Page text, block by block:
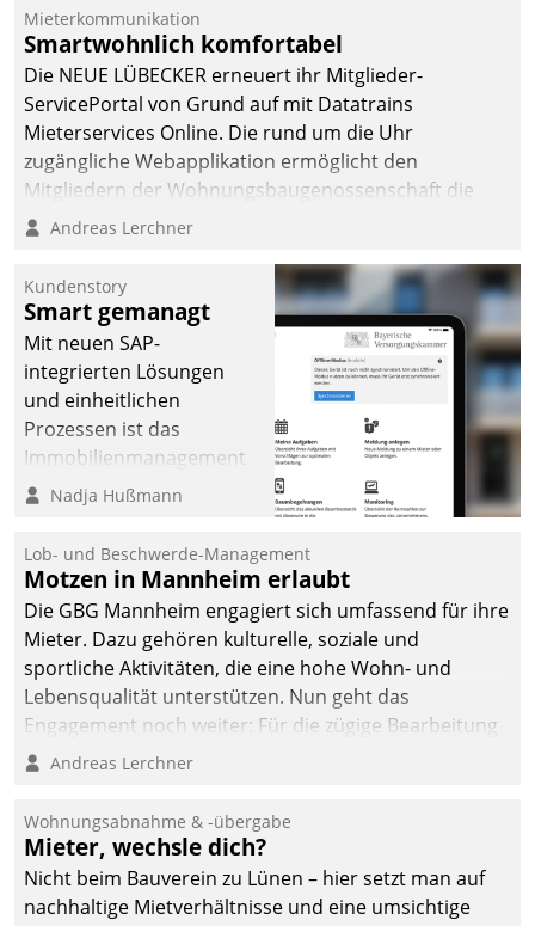
Mieterkommunikation
Smartwohnlich komfortabel
Die NEUE LÜBECKER erneuert ihr Mitglieder-
ServicePortal von Grund auf mit Datatrains
Mieterservices Online. Die rund um die Uhr
zugängliche Webapplikation ermöglicht den
Mitgliedern der Wohnungs­bau­genossenschaft die
Kontaktaufnahme per Smartphone, Tablet oder PC.
Andreas Lerchner
Kundenstory
Smart gemanagt
Mit neuen SAP-
integrierten Lösungen
und einheitlichen
Prozessen ist das
Immobilienmanagement
der Bayerischen
Ressort Kapitalanlage für
künftige Aufgaben und
Herausforderungen
gerüstet.
Nadja Hußmann
Lob- und Beschwerde-Management
Motzen in Mannheim erlaubt
Die GBG Mannheim engagiert sich umfassend für ihre
Mieter. Dazu gehören kulturelle, soziale und
sportliche Aktivitäten, die eine hohe Wohn- und
Lebensqualität unterstützen. Nun geht das
Engagement noch weiter: Für die zügige Bearbeitung
von Beschwerden – oder Lob – richtet das
und Beschwerde-Management einen eigenen Kanal
ein.
Andreas Lerchner
Wohnungsabnahme & -übergabe
Mieter, wechsle dich?
Nicht beim Bauverein zu Lünen – hier setzt man auf
nachhaltige Mietverhältnisse und eine umsichtige